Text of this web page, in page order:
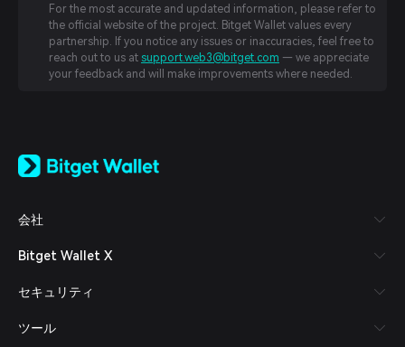
For the most accurate and updated information, please refer to
the official website of the project. Bitget Wallet values every
partnership. If you notice any issues or inaccuracies, feel free to
reach out to us at support.web3@bitget.com — we appreciate
your feedback and will make improvements where needed.
日本語
Español (Latinoamérica)
Italiano
Deutsch
繁體中文
会社
Bitget Wallet X
セキュリティ
ツール